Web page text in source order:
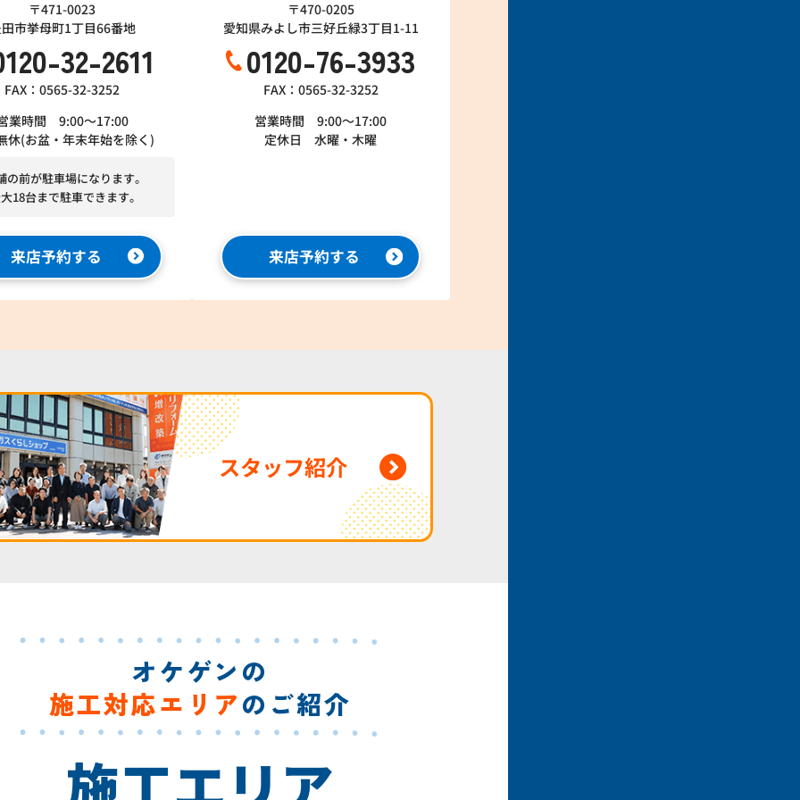
〒471-0023
市挙母町1丁目66番地
32-2611
FAX：0565-32-3252
業時間 9:00～17:00
休(お盆・年末年始を除く)
の前が駐車場になります。
18台まで駐車できます。
来店予約する
〒470-0205
愛知県みよし市三好丘緑3丁目1-11
0120-76-3933
FAX：0565-32-3252
営業時間 9:00～17:00
定休日 水曜・木曜
来店予約する
スタッフ紹介
オケゲンの
施工対応エリアのご紹介